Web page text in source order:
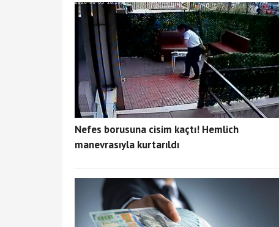
Nefes borusuna cisim kaçtı! Hemlich
manevrasıyla kurtarıldı